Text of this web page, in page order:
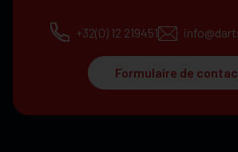
+32(0) 12 219451
Formulaire de